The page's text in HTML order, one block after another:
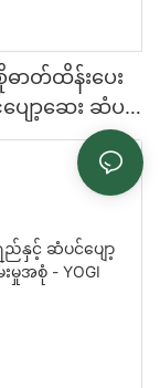
ာတ်ထိန်းပေး
ျော့ဆေး ဆံပင်